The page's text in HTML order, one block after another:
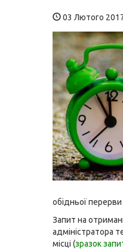
03 Лютого
обідньої перерви
Запит на
адміністратора
місці (зразок